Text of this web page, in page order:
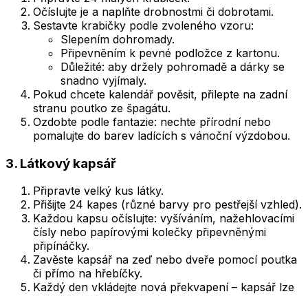
Očíslujte je a naplňte drobnostmi či dobrotami.
Sestavte krabičky podle zvoleného vzoru:
Slepením dohromady.
Připevněním k pevné podložce z kartonu.
Důležité: aby držely pohromadě a dárky se
snadno vyjímaly.
Pokud chcete kalendář pověsit, přilepte na zadní
stranu poutko ze špagátu.
Ozdobte podle fantazie: nechte přírodní nebo
pomalujte do barev ladících s vánoční výzdobou.
3. Látkový kapsář
Připravte velký kus látky.
Přišijte 24 kapes (různé barvy pro pestřejší vzhled).
Každou kapsu očíslujte: vyšíváním, nažehlovacími
čísly nebo papírovými kolečky připevněnými
připínáčky.
Zavěste kapsář na zeď nebo dveře pomocí poutka
či přímo na hřebíčky.
Každý den vkládejte nová překvapení – kapsář lze